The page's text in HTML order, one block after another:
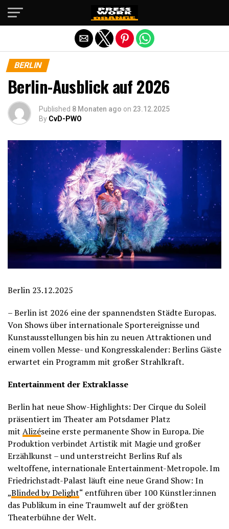
BERLIN
Berlin-Ausblick auf 2026
Published 8 Monaten ago on 23.12.2025
By CvD-PWO
Berlin 23.12.2025
– Berlin ist 2026 eine der spannendsten Städte Europas.
Von Shows über internationale Sportereignisse und
Kunstausstellungen bis hin zu neuen Attraktionen und
einem vollen Messe- und Kongresskalender: Berlins Gäste
erwartet ein Programm mit großer Strahlkraft.
Entertainment der Extraklasse
Berlin hat neue Show-Highlights: Der Cirque du Soleil
präsentiert im Theater am Potsdamer Platz
mit Alizéseine erste permanente Show in Europa. Die
Produktion verbindet Artistik mit Magie und großer
Erzählkunst – und unterstreicht Berlins Ruf als
weltoffene, internationale Entertainment-Metropole. Im
Friedrichstadt-Palast läuft eine neue Grand Show: In
„Blinded by Delight“ entführen über 100 Künstler:innen
das Publikum in eine Traumwelt auf der größten
Theaterbühne der Welt.
Die mobile Version verlassen